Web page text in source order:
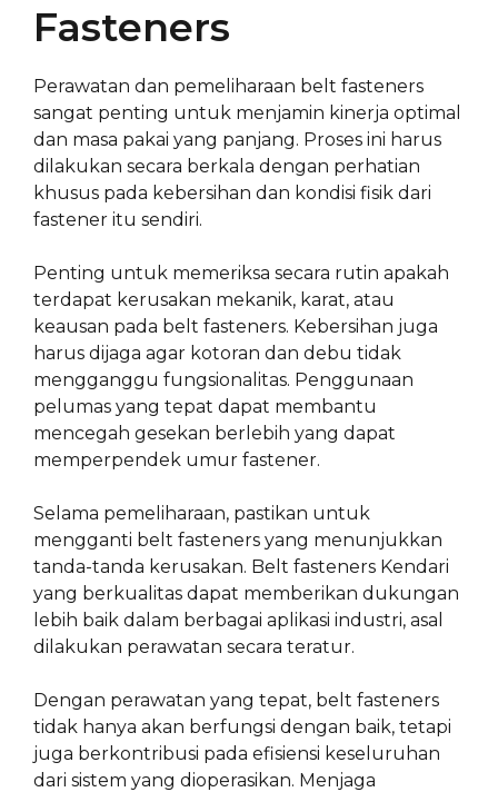
Fasteners
Perawatan dan pemeliharaan belt fasteners
sangat penting untuk menjamin kinerja optimal
dan masa pakai yang panjang. Proses ini harus
dilakukan secara berkala dengan perhatian
khusus pada kebersihan dan kondisi fisik dari
fastener itu sendiri.
Penting untuk memeriksa secara rutin apakah
terdapat kerusakan mekanik, karat, atau
keausan pada belt fasteners. Kebersihan juga
harus dijaga agar kotoran dan debu tidak
mengganggu fungsionalitas. Penggunaan
pelumas yang tepat dapat membantu
mencegah gesekan berlebih yang dapat
memperpendek umur fastener.
Selama pemeliharaan, pastikan untuk
mengganti belt fasteners yang menunjukkan
tanda-tanda kerusakan. Belt fasteners Kendari
yang berkualitas dapat memberikan dukungan
lebih baik dalam berbagai aplikasi industri, asal
dilakukan perawatan secara teratur.
Dengan perawatan yang tepat, belt fasteners
tidak hanya akan berfungsi dengan baik, tetapi
juga berkontribusi pada efisiensi keseluruhan
dari sistem yang dioperasikan. Menjaga